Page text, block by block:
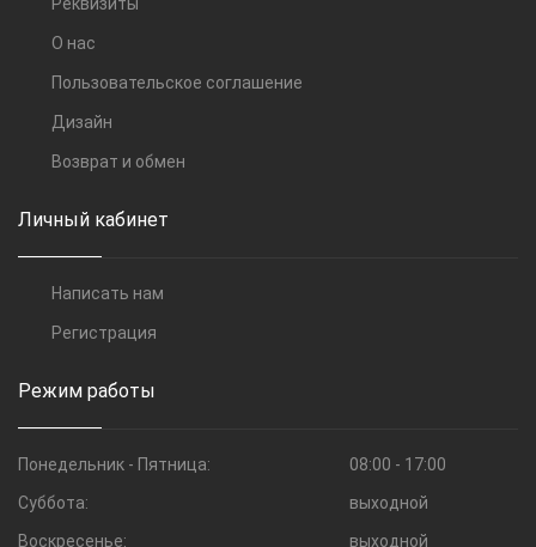
О нас
Пользовательское соглашение
Дизайн
Возврат и обмен
Личный кабинет
Написать нам
Регистрация
Режим работы
Понедельник - Пятница:
08:00 - 17:00
Суббота:
выходной
Воскресенье:
выходной